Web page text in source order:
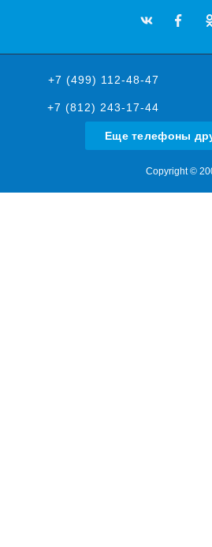
+7 (499) 112-48-47
+7 (812) 243-17-44
Еще телефоны
Copyright ©